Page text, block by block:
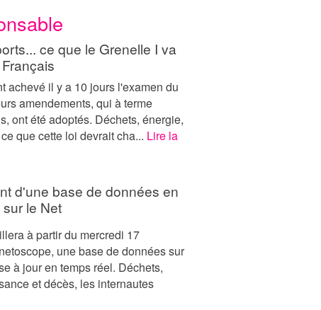
ce que le Grenelle I va
achevé il y a 10 jours l'examen du
amendements, qui à terme
ont été adoptés. Déchets, énergie,
que cette loi devrait cha... Lire la
d'une base de données en
le Net
à partir du mercredi 17
une base de données sur
à jour en temps réel. Déchets,
et décès, les internautes